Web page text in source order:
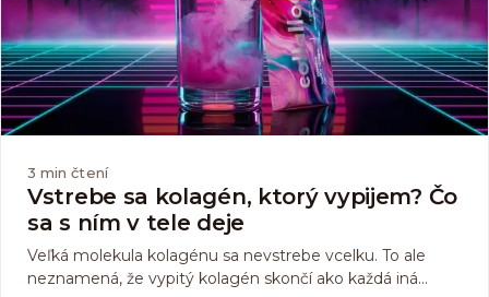
3 min čtení
Vstrebe sa kolagén, ktorý vypijem? Čo
sa s ním v tele deje
Veľká molekula kolagénu sa nevstrebe vcelku. To ale
neznamená, že vypitý kolagén skončí ako každá iná